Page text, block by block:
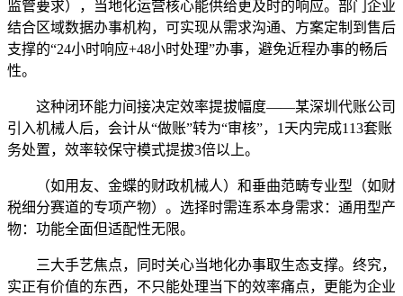
监管要求），当地化运营核心能供给更及时的响应。部门企业
结合区域数据办事机构，可实现从需求沟通、方案定制到售后
支撑的“24小时响应+48小时处理”办事，避免近程办事的畅后
性。
这种闭环能力间接决定效率提拔幅度——某深圳代账公司
引入机械人后，会计从“做账”转为“审核”，1天内完成113套账
务处置，效率较保守模式提拔3倍以上。
（如用友、金蝶的财政机械人）和垂曲范畴专业型（如财
税细分赛道的专项产物）。选择时需连系本身需求：通用型产
物：功能全面但适配性无限。
三大手艺焦点，同时关心当地化办事取生态支撑。终究，
实正有价值的东西，不只能处理当下的效率痛点，更能为企业